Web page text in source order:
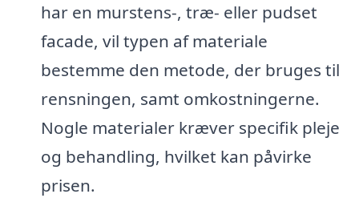
har en murstens-, træ- eller pudset
facade, vil typen af materiale
bestemme den metode, der bruges til
rensningen, samt omkostningerne.
Nogle materialer kræver specifik pleje
og behandling, hvilket kan påvirke
prisen.